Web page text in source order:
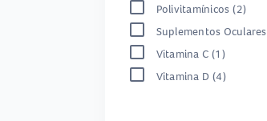
Polivitamínicos (2)
Suplementos Oculares
Vitamina C (1)
Vitamina D (4)